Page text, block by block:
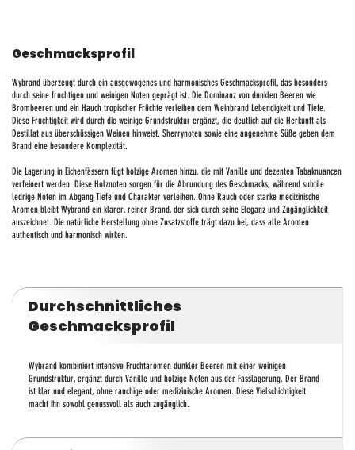
Geschmacksprofil
Wybrand überzeugt durch ein ausgewogenes und harmonisches Geschmacksprofil, das besonders
durch seine fruchtigen und weinigen Noten geprägt ist. Die Dominanz von dunklen Beeren wie
Brombeeren und ein Hauch tropischer Früchte verleihen dem Weinbrand Lebendigkeit und Tiefe.
Diese Fruchtigkeit wird durch die weinige Grundstruktur ergänzt, die deutlich auf die Herkunft als
Destillat aus überschüssigen Weinen hinweist. Sherrynoten sowie eine angenehme Süße geben dem
Brand eine besondere Komplexität.
Die Lagerung in Eichenfässern fügt holzige Aromen hinzu, die mit Vanille und dezenten Tabaknuancen
verfeinert werden. Diese Holznoten sorgen für die Abrundung des Geschmacks, während subtile
ledrige Noten im Abgang Tiefe und Charakter verleihen. Ohne Rauch oder starke medizinische
Aromen bleibt Wybrand ein klarer, reiner Brand, der sich durch seine Eleganz und Zugänglichkeit
auszeichnet. Die natürliche Herstellung ohne Zusatzstoffe trägt dazu bei, dass alle Aromen
authentisch und harmonisch wirken.
Durchschnittliches
Geschmacksprofil
Wybrand kombiniert intensive Fruchtaromen dunkler Beeren mit einer weinigen
Grundstruktur, ergänzt durch Vanille und holzige Noten aus der Fasslagerung. Der Brand
ist klar und elegant, ohne rauchige oder medizinische Aromen. Diese Vielschichtigkeit
macht ihn sowohl genussvoll als auch zugänglich.